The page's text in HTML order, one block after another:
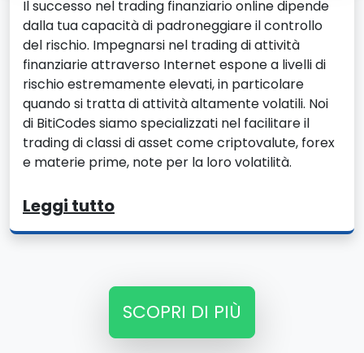
Il successo nel trading finanziario online dipende
dalla tua capacità di padroneggiare il controllo
del rischio. Impegnarsi nel trading di attività
finanziarie attraverso Internet espone a livelli di
rischio estremamente elevati, in particolare
quando si tratta di attività altamente volatili. Noi
di BitiCodes siamo specializzati nel facilitare il
trading di classi di asset come criptovalute, forex
e materie prime, note per la loro volatilità.
Leggi tutto
SCOPRI DI PIÙ